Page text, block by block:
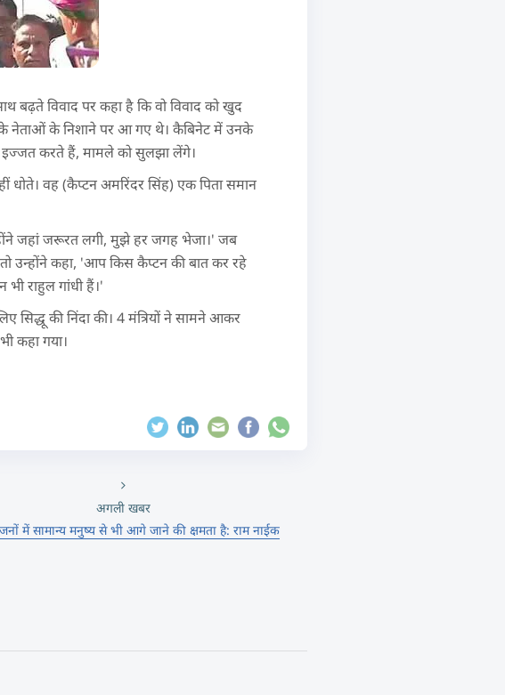
बढ़ते विवाद पर कहा है कि वो विवाद को खुद
के नेताओं के निशाने पर आ गए थे। कैबिनेट में उनके
इज्जत करते हैं, मामले को सुलझा लेंगे।
धोते। वह (कैप्टन अमरिंदर सिंह) एक पिता समान
जहां जरूरत लगी, मुझे हर जगह भेजा।' जब
उन्होंने कहा, 'आप किस कैप्टन की बात कर रहे
राहुल गांधी हैं।'
की निंदा की। 4 मंत्रियों ने सामने आकर
कहा गया।
अगली खबर
में सामान्य मनुष्य से भी आगे जाने की क्षमता है: राम नाईक